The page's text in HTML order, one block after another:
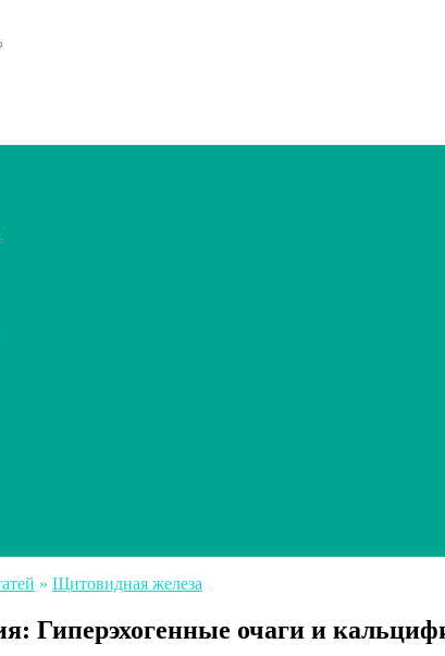
» Щитовидная железа
Гиперэхогенные очаги и